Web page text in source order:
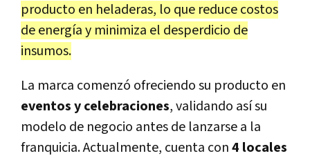
producto en heladeras, lo que reduce costos
de energía y minimiza el desperdicio de
insumos.
La marca comenzó ofreciendo su producto en
eventos y celebraciones, validando así su
modelo de negocio antes de lanzarse a la
franquicia. Actualmente, cuenta con4 locales